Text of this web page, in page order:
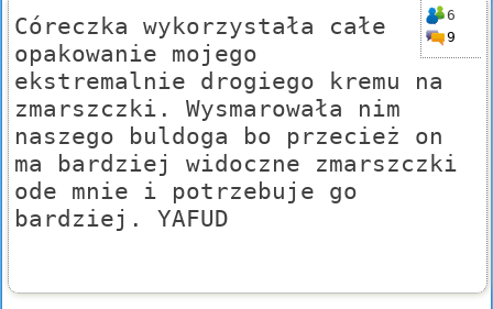
6
9
Córeczka wykorzystała całe
opakowanie mojego
ekstremalnie drogiego kremu na
zmarszczki. Wysmarowała nim
naszego buldoga bo przecież on
ma bardziej widoczne zmarszczki
ode mnie i potrzebuje go
bardziej. YAFUD